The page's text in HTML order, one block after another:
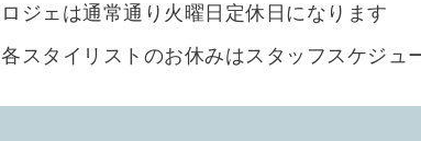
ロジェは通常通り火曜日定休日になります
各スタイリストのお休みはスタッフスケジュ